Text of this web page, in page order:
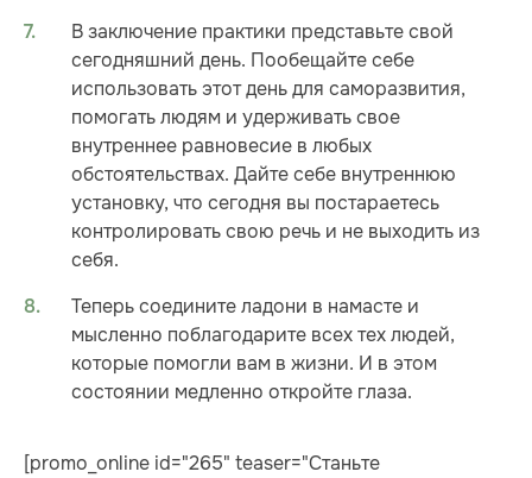
В заключение практики представьте свой
сегодняшний день. Пообещайте себе
использовать этот день для саморазвития,
помогать людям и удерживать свое
внутреннее равновесие в любых
обстоятельствах. Дайте себе внутреннюю
установку, что сегодня вы постараетесь
контролировать свою речь и не выходить из
себя.
Теперь соедините ладони в намасте и
мысленно поблагодарите всех тех людей,
которые помогли вам в жизни. И в этом
состоянии медленно откройте глаза.
[promo_online id="265" teaser="Станьте